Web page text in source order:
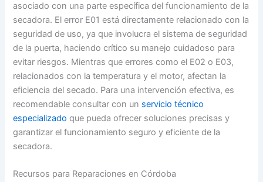
asociado con una parte específica del funcionamiento de la
secadora. El error E01 está directamente relacionado con la
seguridad de uso, ya que involucra el sistema de seguridad
de la puerta, haciendo crítico su manejo cuidadoso para
evitar riesgos. Mientras que errores como el E02 o E03,
relacionados con la temperatura y el motor, afectan la
eficiencia del secado. Para una intervención efectiva, es
recomendable consultar con un servicio técnico
especializado que pueda ofrecer soluciones precisas y
garantizar el funcionamiento seguro y eficiente de la
secadora.
Recursos para Reparaciones en Córdoba